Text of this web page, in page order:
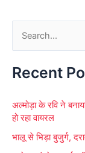
a
c
Recent
अल्मोड़ा के रवि ने
हो रहा वायरल
भालू से भिड़ा बुजुर्ग,